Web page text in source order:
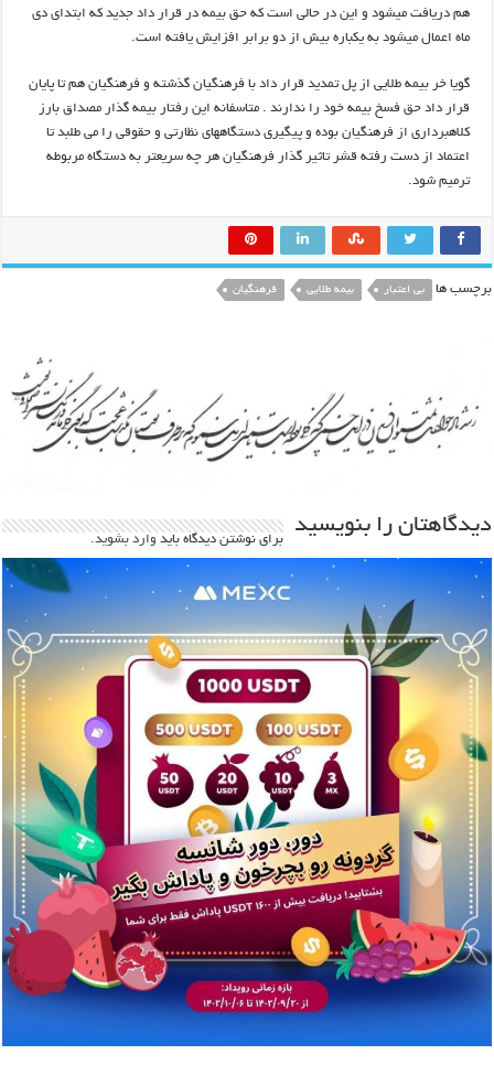
هم دريافت ميشود و اين در حالي است که حق بيمه در قرار داد جديد که ابتداي دي
ماه اعمال ميشود به يکباره بيش از دو برابر افزايش يافته است.
گويا خر بيمه طلايي از پل تمديد قرار داد با فرهنگيان گذشته و فرهنگيان هم تا پايان
قرار داد حق فسخ بيمه خود را ندارند . متاسفانه اين رفتار بيمه گذار مصداق بارز
کلاهبرداري از فرهنگيان بوده و پيگيري دستگاههاي نظارتي و حقوقي را مي طلبد تا
اعتماد از دست رفته قشر تاثير گذار فرهنگيان هر چه سريعتر به دستگاه مربوطه
ترميم شود.
برچسب ها بی اعتبار بیمه طلایی فرهنگیان
دیدگاهتان را بنویسید
برای نوشتن دیدگاه باید وارد بشوید.